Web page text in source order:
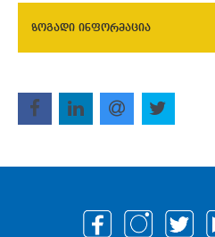
ზოგადი ინფორმაცია